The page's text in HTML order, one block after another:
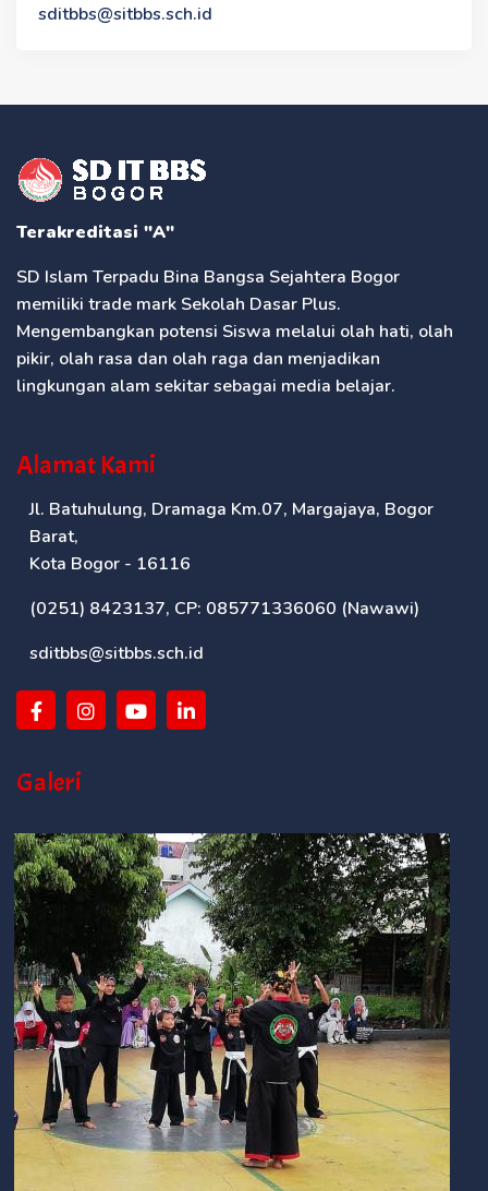
sditbbs@sitbbs.sch.id
Terakreditasi "A"
SD Islam Terpadu Bina Bangsa Sejahtera Bogor
memiliki trade mark Sekolah Dasar Plus.
Mengembangkan potensi Siswa melalui olah hati, olah
pikir, olah rasa dan olah raga dan menjadikan
lingkungan alam sekitar sebagai media belajar.
Alamat Kami
Jl. Batuhulung, Dramaga Km.07, Margajaya, Bogor
Barat,
Kota Bogor - 16116
(0251) 8423137, CP: 085771336060 (Nawawi)
sditbbs@sitbbs.sch.id
Galeri